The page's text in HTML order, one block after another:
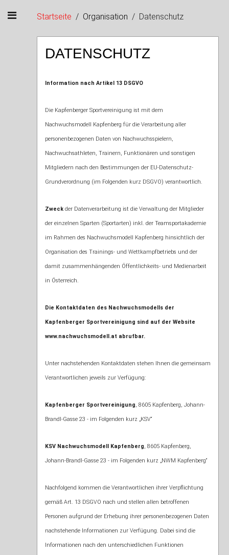
Startseite Organisation Datenschutz
DATENSCHUTZ
Information nach Artikel 13 DSGVO
Die Kapfenberger Sportvereinigung ist mit dem
Nachwuchsmodell Kapfenberg für die Verarbeitung aller
personenbezogenen Daten von Nachwuchsspielern,
Nachwuchsathleten, Trainern, Funktionären und sonstigen
Mitgliedern nach den Bestimmungen der EU-Datenschutz-
Grundverordnung (im Folgenden kurz DSGVO) verantwortlich.
Zweck der Datenverarbeitung ist die Verwaltung der Mitglieder
der einzelnen Sparten (Sportarten) inkl. der Teamsportakademie
im Rahmen des Nachwuchsmodell Kapfenberg hinsichtlich der
Organisation des Trainings- und Wettkampfbetriebs und der
damit zusammenhängenden Öffentlichkeits- und Medienarbeit
in Österreich.
Die Kontaktdaten des Nachwuchsmodells der
Kapfenberger Sportvereinigung sind auf der Website
www.nachwuchsmodell.at abrufbar.
Unter nachstehenden Kontaktdaten stehen Ihnen die gemeinsam
Verantwortlichen jeweils zur Verfügung:
Kapfenberger Sportvereinigung, 8605 Kapfenberg, Johann-
Brandl-Gasse 23 - im Folgenden kurz „KSV“
KSV Nachwuchsmodell Kapfenberg, 8605 Kapfenberg,
Johann-Brandl-Gasse 23 - im Folgenden kurz „NWM Kapfenberg“
Nachfolgend kommen die Verantwortlichen ihrer Verpflichtung
gemäß Art. 13 DSGVO nach und stellen allen betroffenen
Personen aufgrund der Erhebung ihrer personenbezogenen Daten
nachstehende Informationen zur Verfügung. Dabei sind die
Informationen nach den unterschiedlichen Funktionen